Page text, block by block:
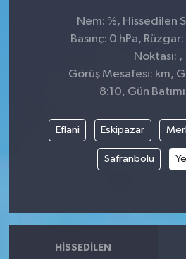
Nem: %, Hissedilen
Basınç: 0 hPa,
Noktası: ,
Görüş Mesafesi: km,
8:10, Gün
Eflani Eskipazar
Safranbolu
HISSEDILEN